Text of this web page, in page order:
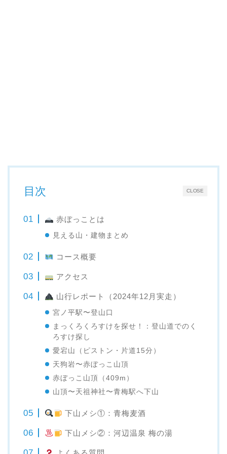
CLOSE
目次
赤ぼっことは
見える山・建物まとめ
コース概要
アクセス
山行レポート（2024年12月実走）
宮ノ平駅〜登山口
まっくろくろすけを探せ！：登山道でのく
ろすけ探し
愛宕山（ピストン・片道15分）
天狗岩〜赤ぼっこ山頂
赤ぼっこ山頂（409m）
山頂〜天祖神社〜青梅駅へ下山
下山メシ①：青梅麦酒
下山メシ②：河辺温泉 梅の湯